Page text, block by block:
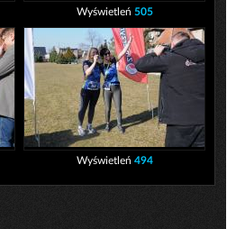
Wyświetleń 505
Wyświetleń 494